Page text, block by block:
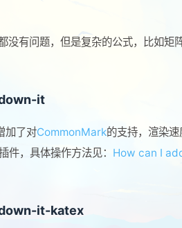
没有问题，但是复杂的公式，比如
it
加了对CommonMark的支持，渲染
件，具体操作方法见： How can I
it-katex